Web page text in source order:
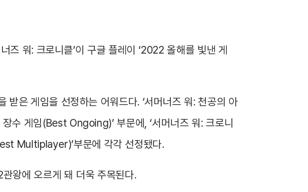
즈 워: 크로니클’이 구글 플레이 ‘2022 올해를 빛낸 게
받은 게임을 선정하는 어워드다. ‘서머너즈 워: 천공의 아
수 게임(Best Ongoing)’ 부문에, ‘서머너즈 워: 크로니
Multiplayer)’부문에 각각 선정됐다.
왕에 오르게 돼 더욱 주목된다.